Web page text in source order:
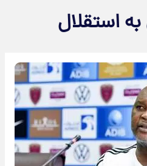
استقلال